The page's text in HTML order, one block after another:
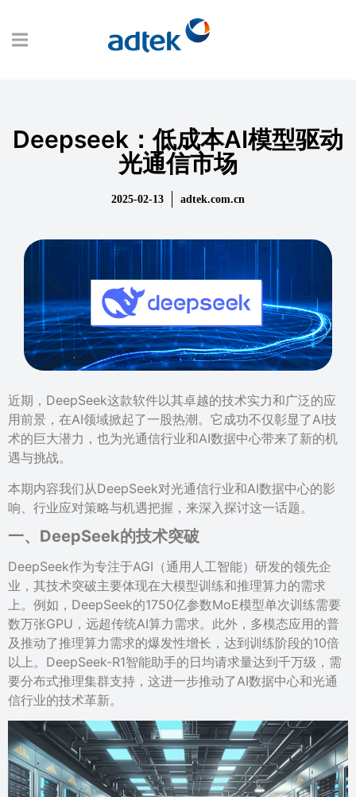
Deepseek：低成本AI模型驱动
光通信市场
2025-02-13 adtek.com.cn
近期，DeepSeek这款软件以其卓越的技术实力和广泛的应
用前景，在AI领域掀起了一股热潮。它成功不仅彰显了AI技
术的巨大潜力，也为光通信行业和AI数据中心带来了新的机
遇与挑战。
本期内容我们从DeepSeek对光通信行业和AI数据中心的影
响、行业应对策略与机遇把握，来深入探讨这一话题。
一、 DeepSeek的技术突破
DeepSeek作为专注于AGI（通用人工智能）研发的领先企
业，其技术突破主要体现在大模型训练和推理算力的需求
上。例如，DeepSeek的1750亿参数MoE模型单次训练需要
数万张GPU，远超传统AI算力需求。此外，多模态应用的普
及推动了推理算力需求的爆发性增长，达到训练阶段的10倍
以上。DeepSeek-R1智能助手的日均请求量达到千万级，需
要分布式推理集群支持，这进一步推动了AI数据中心和光通
信行业的技术革新。